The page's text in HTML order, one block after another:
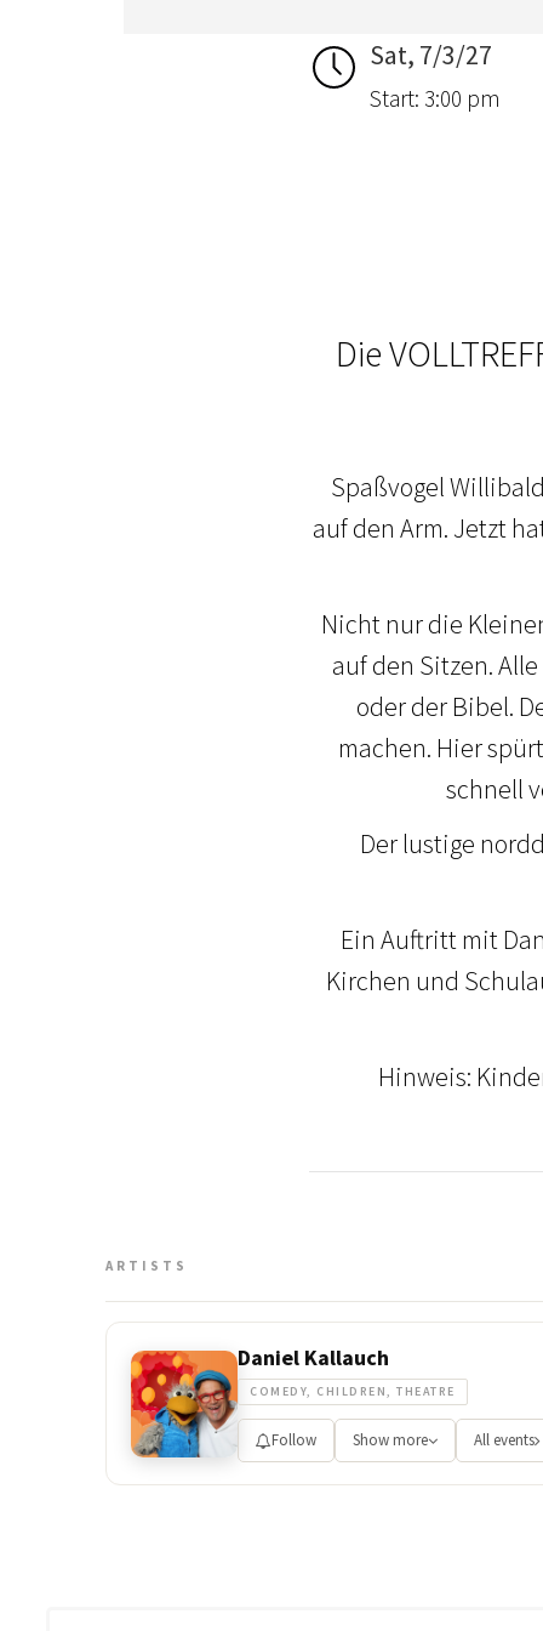
Sat, 7/3/27
Start: 3:00 pm
Die
Spaßvogel
auf den Arm. Jetzt
Nicht nur die
auf den Sitzen.
oder der Bibel.
machen. Hier
schnell
Der lustige
Ein Auftritt mit
Kirchen und
Hinweis:
ARTISTS
Daniel Kallauch
COMEDY, CHILDREN, THEATRE
Follow Show more All events